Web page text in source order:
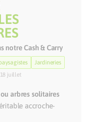
notre Cash & Carry
Jardineries
juillet
arbres solitaires
accroche-